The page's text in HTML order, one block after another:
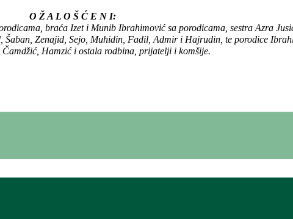
O Ž A L O Š Ć E N I:
braća Izet i Munib Ibrahimović sa porodicama, sestra Azra
Zenajid, Sejo, Muhidin, Fadil, Admir i Hajrudin, te porodice
Čamdžić, Hamzić i ostala rodbina, prijatelji i komšije.